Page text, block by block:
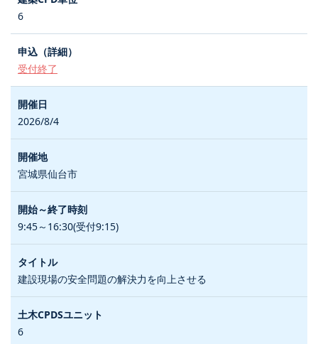
6
受付終了
2026/8/4
宮城県仙台市
9:45～16:30(受付9:15)
建設現場の安全問題の解決力を向上させる
6